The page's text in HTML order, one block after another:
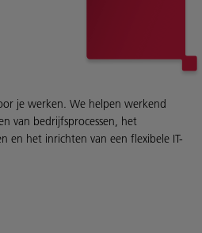
je werken. We helpen werkend
van bedrijfsprocessen, het
en het inrichten van een flexibele IT-